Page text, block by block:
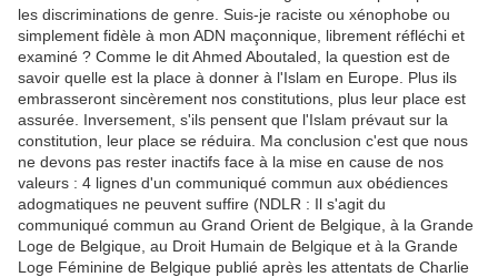
les discriminations de genre. Suis-je raciste ou xénophobe ou
simplement fidèle à mon ADN maçonnique, librement réfléchi et
examiné ? Comme le dit Ahmed Aboutaled, la question est de
savoir quelle est la place à donner à l'Islam en Europe. Plus ils
embrasseront sincèrement nos constitutions, plus leur place est
assurée. Inversement, s'ils pensent que l'Islam prévaut sur la
constitution, leur place se réduira. Ma conclusion c'est que nous
ne devons pas rester inactifs face à la mise en cause de nos
valeurs : 4 lignes d'un communiqué commun aux obédiences
adogmatiques ne peuvent suffire (NDLR : Il s'agit du
communiqué commun au Grand Orient de Belgique, à la Grande
Loge de Belgique, au Droit Humain de Belgique et à la Grande
Loge Féminine de Belgique publié après les attentats de Charlie